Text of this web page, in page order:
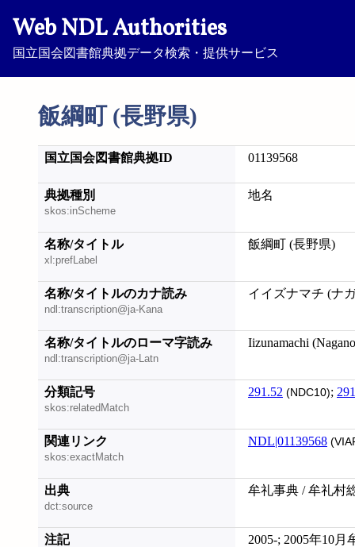
Web NDL Authorities
国立国会図書館典拠データ検索・提供サービス
飯綱町 (長野県)
国立国会図書館典拠ID 01139568
典拠種別
skos:inScheme
地名
名称/タイトル
xl:prefLabel
飯綱町 (長野県)
名称/タイトルのカナ読み
ndl:transcription@ja-Kana
イイズナマチ (ナ
名称/タイトルのローマ字読み
ndl:transcription@ja-Latn
Iizunamachi
分類記号
skos:relatedMatch
291.52 (NDC10);
関連リンク
skos:exactMatch
NDL|01139568
出典
dct:source
牟礼事典 / 牟礼村
注記
2005-; 2005年10